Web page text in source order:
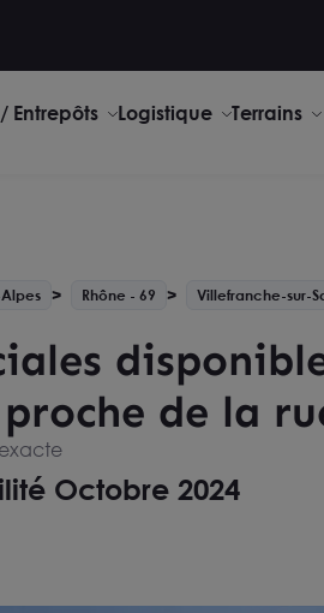
Entrepôts Logistique Terrains
Rhône - 69 Villefranche-sur-
de la
Octobre 2024